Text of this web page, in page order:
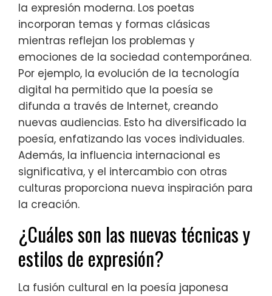
la expresión moderna. Los poetas
incorporan temas y formas clásicas
mientras reflejan los problemas y
emociones de la sociedad contemporánea.
Por ejemplo, la evolución de la tecnología
digital ha permitido que la poesía se
difunda a través de Internet, creando
nuevas audiencias. Esto ha diversificado la
poesía, enfatizando las voces individuales.
Además, la influencia internacional es
significativa, y el intercambio con otras
culturas proporciona nueva inspiración para
la creación.
¿Cuáles son las nuevas técnicas y
estilos de expresión?
La fusión cultural en la poesía japonesa